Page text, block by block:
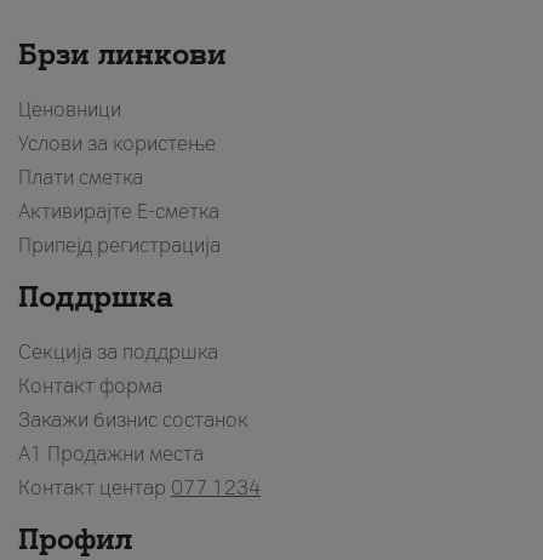
Брзи линкови
Ценовници
Услови за користење
Плати сметка
Активирајте Е-сметка
Припејд регистрација
Поддршка
Секција за поддршка
Контакт форма
Закажи бизнис состанок
A1 Продажни места
Контакт центар 077 1234
Профил